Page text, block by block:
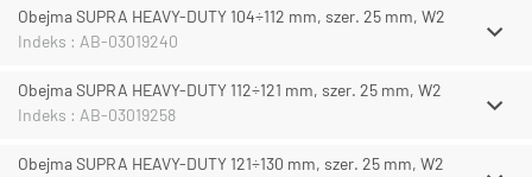
Obejma SUPRA HEAVY-DUTY 104÷112 mm, szer. 25 mm, W2
Indeks : AB-03019240
Obejma SUPRA HEAVY-DUTY 112÷121 mm, szer. 25 mm, W2
Indeks : AB-03019258
Obejma SUPRA HEAVY-DUTY 121÷130 mm, szer. 25 mm, W2